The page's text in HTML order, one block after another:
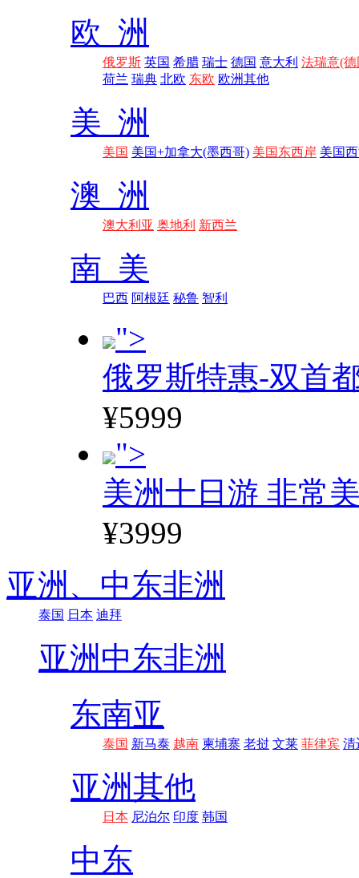
欧 洲
俄罗斯 英国 希腊 瑞士 德国 意大利 法瑞意(德
荷兰 瑞典 北欧 东欧 欧洲其他
美 洲
美国 美国+加拿大(墨西哥) 美国东西岸 美国
澳 洲
澳大利亚 奥地利 新西兰
南 美
巴西 阿根廷 秘鲁 智利
">
俄罗斯特惠-双首
¥5999
">
美洲十日游 非常
¥3999
亚洲、 中东非洲
泰国 日本 迪拜
亚洲 中东非洲
东南亚
泰国 新马泰 越南 柬埔寨 老挝 文莱 菲律宾 清
亚洲其他
日本 尼泊尔 印度 韩国
中东